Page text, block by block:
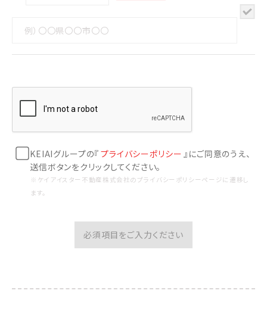
KEIAIグループの『 プライバシーポリシー 』にご同意のうえ、
送信ボタンをクリックしてください。
※ケイアイスター不動産株式会社のプライバシーポリシーページに遷移し
ます。
必須項目をご入力ください